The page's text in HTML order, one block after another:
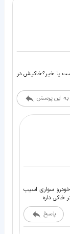
یا خیر؟خاکیش در
به این پرسش
سواری اسیب
پاسخ